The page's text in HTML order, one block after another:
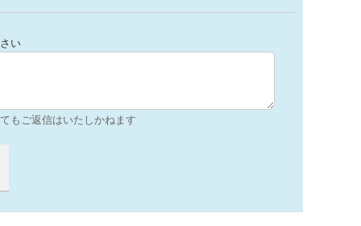
い
もご返信はいたしかねます